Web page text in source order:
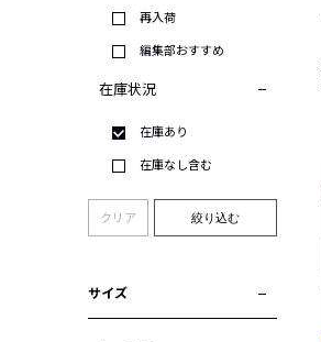
再入荷
編集部おすすめ
在庫状況
在庫あり
在庫なし含む
クリア 絞り込む
サイズ